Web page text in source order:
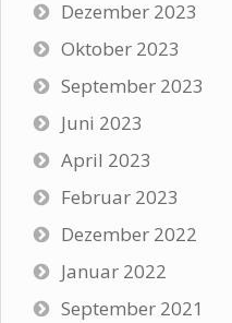
Dezember 2023
Oktober 2023
September 2023
Juni 2023
April 2023
Februar 2023
Dezember 2022
Januar 2022
September 2021